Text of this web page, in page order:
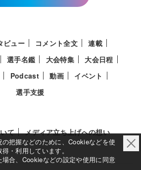
ビュー コメント全文
連載
選手名鑑 大会特集
大会日程
Podcast 動画
イベント
選手支援
て メディア立ち上げへの想い
把握などのために、Cookieなどを使
・利用しています。
合、Cookieなどの設定や使用に同意